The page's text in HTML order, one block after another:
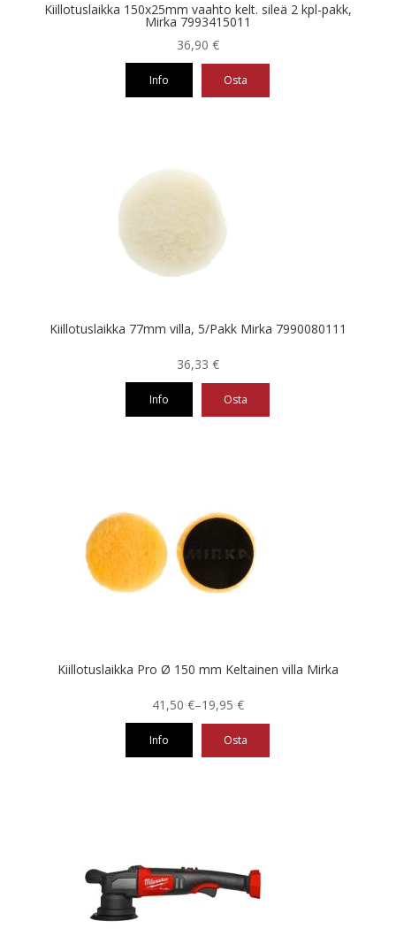
Kiillotuslaikka 150x25mm vaahto kelt. sileä 2 kpl-pakk,
Mirka 7993415011
36,90 €
Info Osta
Kiillotuslaikka 77mm villa, 5/Pakk Mirka 7990080111
36,33 €
Info Osta
Kiillotuslaikka Pro Ø 150 mm Keltainen villa Mirka
19,95 €
–
41,50 €Hintaluokka:
19,95 €
Info Osta